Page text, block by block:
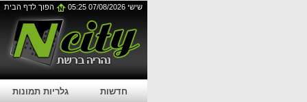
שישי 07/08/2026 05:25 הפוך לדף הבית
חדשות גלריות תמונות
עבודות בגובה בסנפלינג:
הפתרון המושלם לתחזוקת
בניינים מודרניים
עבודות בגובה בסנפלינג: הפתרון
המושלם לתחזוקת בניינים מודרניים
לפרטים נוספים לחצו כאן >>
עורך דין דיני עבודה בנהריה:
מתי כדאי לפנות לייעוץ משפטי?